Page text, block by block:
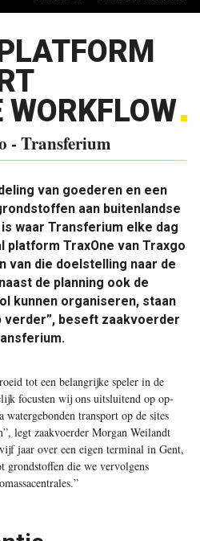
WORKFLOW
- Transferium
van goederen en een
aan buitenlandse
waar Transferium elke dag
platform TraxOne van Traxgo
van die doelstelling naar de
de planning ook de
kunnen organiseren, staan
beseft zaakvoerder
tot een belangrijke speler in de
focusten wij ons uitsluitend op op-
watergebonden transport op de sites
legt zaakvoerder Morgan Weilandt
jaar over een eigen terminal in Gent,
grondstoffen die we vervolgens